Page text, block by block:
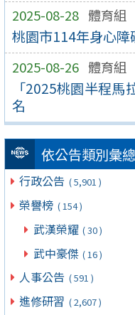
2025-08-28 體育組
桃園市114年身心
2025-08-26 體育組
「2025桃園半程
名
依公告類別彙總
行政公告 ( 5,901 )
榮譽榜 ( 154 )
武漢榮耀 ( 30 )
武中豪傑 ( 16 )
人事公告 ( 591 )
進修研習 ( 2,607 )